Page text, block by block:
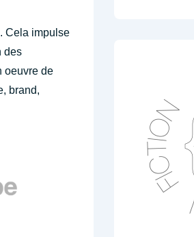
Cela impulse
des
oeuvre de
brand,